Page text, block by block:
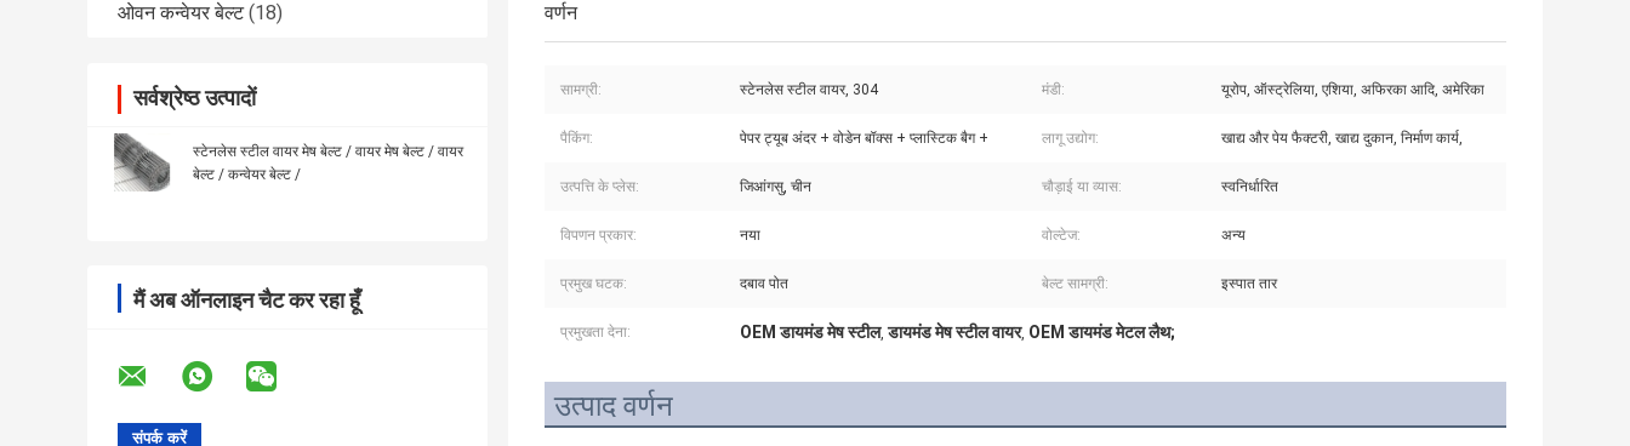
ओवन कन्वेयर बेल्ट (18)
सर्वश्रेष्ठ उत्पादों
स्टेनलेस स्टील वायर मेष बेल्ट / वायर मेष बेल्ट / वायर
बेल्ट / कन्वेयर बेल्ट /
मैं अब ऑनलाइन चैट कर रहा हूँ
वर्णन
सामग्री: स्टेनलेस स्टील वायर, 304 मंडी: यूरोप, ऑस्ट्रेलिया, एशिया, अफिरका आदि, अमेरिका
पैकिंग: पेपर ट्यूब अंदर + वोडेन बॉक्स + प्लास्टिक बैग + लागू उद्योग: खाद्य और पेय फैक्टरी, खाद्य दुकान, निर्माण कार्य,
उत्पत्ति के प्लेस: जिआंगसु, चीन चौड़ाई या व्यास: स्वनिर्धारित
विपणन प्रकार: नया वोल्टेज: अन्य
प्रमुख घटक: दबाव पोत बेल्ट सामग्री: इस्पात तार
प्रमुखता देना: OEM डायमंड मेष स्टील,डायमंड मेष स्टील वायर, OEM डायमंड मेटल लैथ;
उत्पाद वर्णन